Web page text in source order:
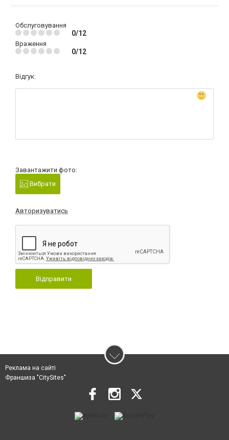
Обслуговування
0/12
Враження
0/12
Відгук:
Завантажити фото:
Вибрати
Авторизуватись
Відправити
Реклама на сайті
Франшиза "CitySites"